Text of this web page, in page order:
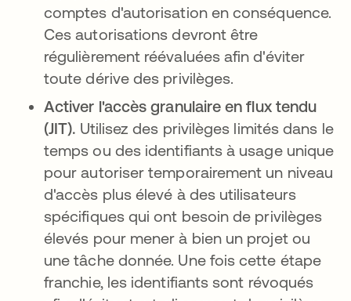
comptes d'autorisation en conséquence.
Ces autorisations devront être
régulièrement réévaluées afin d'éviter
toute dérive des privilèges.
Activer l'accès granulaire en flux tendu
(JIT). Utilisez des privilèges limités dans le
temps ou des identifiants à usage unique
pour autoriser temporairement un niveau
d'accès plus élevé à des utilisateurs
spécifiques qui ont besoin de privilèges
élevés pour mener à bien un projet ou
une tâche donnée. Une fois cette étape
franchie, les identifiants sont révoqués